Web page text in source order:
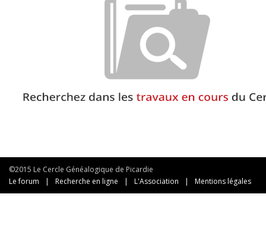
©2015 Le Cercle Généalogique de Picardie
Le forum
| Recherche en ligne | L'Association | Mentions légales